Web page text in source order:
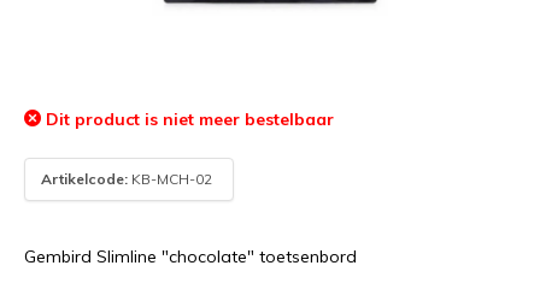
Dit product is niet meer bestelbaar
Artikelcode: KB-MCH-02
Gembird Slimline "chocolate" toetsenbord